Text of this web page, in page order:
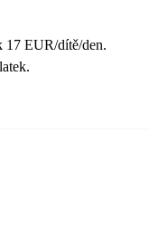
17 EUR/dítě/den.